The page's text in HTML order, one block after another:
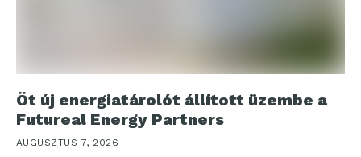
Öt új energiatárolót állított üzembe a
Futureal Energy Partners
AUGUSZTUS 7, 2026